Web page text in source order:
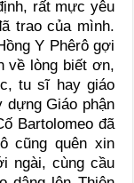
rất mực yêu
trao của mình.
Y Phêrô gợi
về lòng biết ơn,
tu sĩ hay giáo
Giáo phận
Bartolomeo đã
cũng quên xin
ngài, cùng cầu